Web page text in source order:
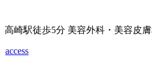
高崎駅徒歩5分 美容外科・美容皮
access